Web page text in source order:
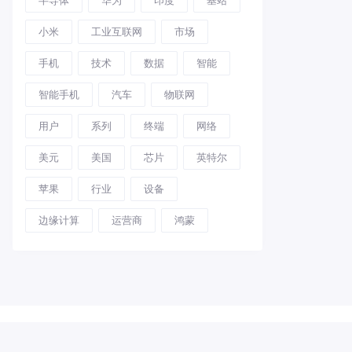
小米 工业互联网 市场
手机 技术 数据 智能
智能手机 汽车 物联网
用户 系列 终端 网络
美元 美国 芯片 英特尔
苹果 行业 设备
边缘计算 运营商 鸿蒙